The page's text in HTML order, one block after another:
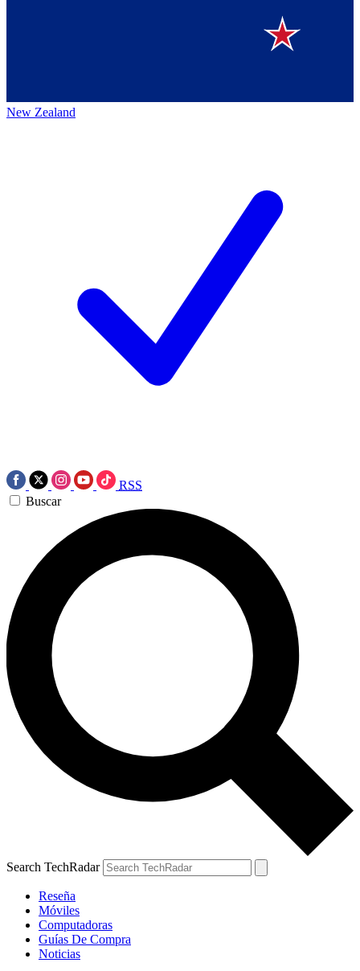
New Zealand
RSS
Buscar
Search TechRadar
Reseña
Móviles
Computadoras
Guías De Compra
Noticias